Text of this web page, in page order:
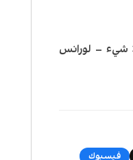
شيء – لورانس
فيسبوك